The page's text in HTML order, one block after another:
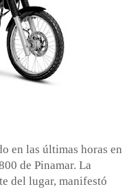
en las últimas horas en
de Pinamar. La
del lugar, manifestó